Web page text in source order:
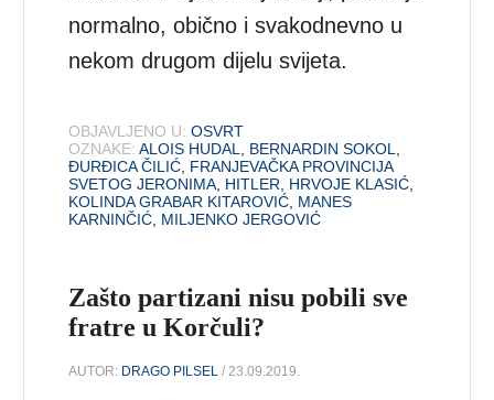
normalno, obično i svakodnevno u
nekom drugom dijelu svijeta.
OBJAVLJENO U: OSVRT
OZNAKE: ALOIS HUDAL BERNARDIN SOKOL
ĐURĐICA ČILIĆ FRANJEVAČKA PROVINCIJA
SVETOG JERONIMA HITLER HRVOJE KLASIĆ
KOLINDA GRABAR KITAROVIĆ MANES
KARNINČIĆ MILJENKO JERGOVIĆ
Zašto partizani nisu pobili sve
fratre u Korčuli?
AUTOR: DRAGO PILSEL / 23.09.2019.